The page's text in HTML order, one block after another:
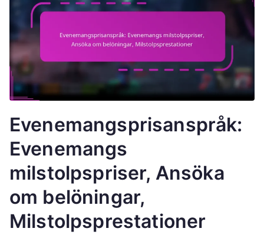
Evenemangsprisanspråk:
Evenemangs
milstolpspriser, Ansöka
om belöningar,
Milstolpsprestationer